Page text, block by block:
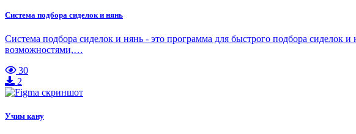
Система подбора сиделок и нянь
Система подбора сиделок и нянь - это программа для быстрого подбора сиделок
возможностями,…
30
2
Учим кану